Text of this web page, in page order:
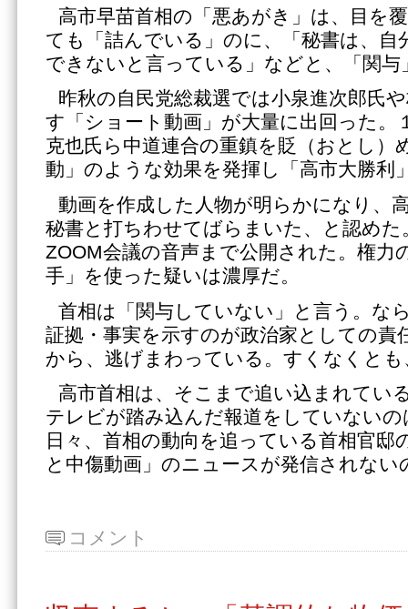
高市早苗首相の「悪あがき」は、目を
ても「詰んでいる」のに、「秘書は、自
できないと言っている」などと、「関与
昨秋の自民党総裁選では小泉進次郎氏
す「ショート動画」が大量に出回った。
克也氏ら中道連合の重鎮を貶（おとし）
動」のような効果を発揮し「高市大勝利
動画を作成した人物が明らかになり、
秘書と打ちわせてばらまいた、と認めた
ZOOM会議の音声まで公開された。権力
手」を使った疑いは濃厚だ。
首相は「関与していない」と言う。な
証拠・事実を示すのが政治家としての責
から、逃げまわっている。すくなくと
高市首相は、そこまで追い込まれてい
テレビが踏み込んだ報道をしていない
日々、首相の動向を追っている首相官邸
と中傷動画」のニュースが発信されな
コメント